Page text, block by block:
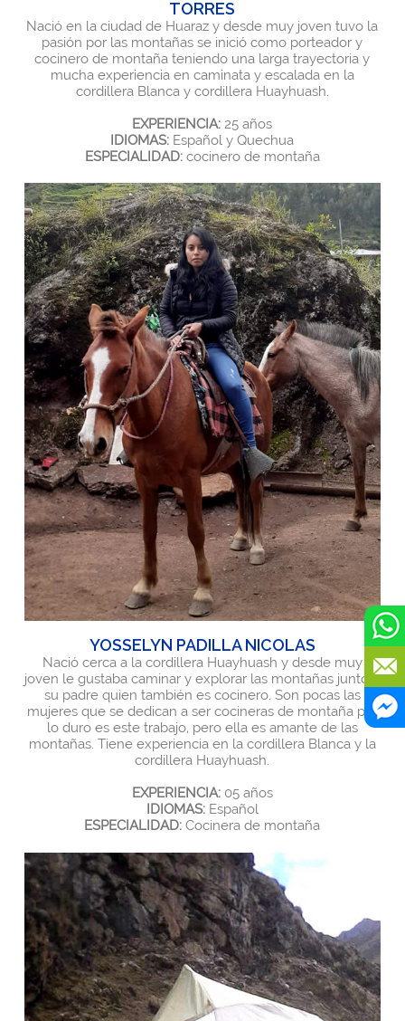
TORRES
Nació en la ciudad de Huaraz y desde muy joven tuvo la
pasión por las montañas se inició como porteador y
cocinero de montaña teniendo una larga trayectoria y
mucha experiencia en caminata y escalada en la
cordillera Blanca y cordillera Huayhuash.
EXPERIENCIA: 25 años
IDIOMAS: Español y Quechua
ESPECIALIDAD:cocinero de montaña
YOSSELYN PADILLA NICOLAS
Nació cerca a la cordillera Huayhuash y desde muy
joven le gustaba caminar y explorar las montañas junto a
su padre quien también es cocinero. Son pocas las
mujeres que se dedican a ser cocineras de montaña por
lo duro es este trabajo, pero ella es amante de las
montañas. Tiene experiencia en la cordillera Blanca y la
cordillera Huayhuash.
EXPERIENCIA:05 años
IDIOMAS:Español
ESPECIALIDAD: Cocinera de montaña